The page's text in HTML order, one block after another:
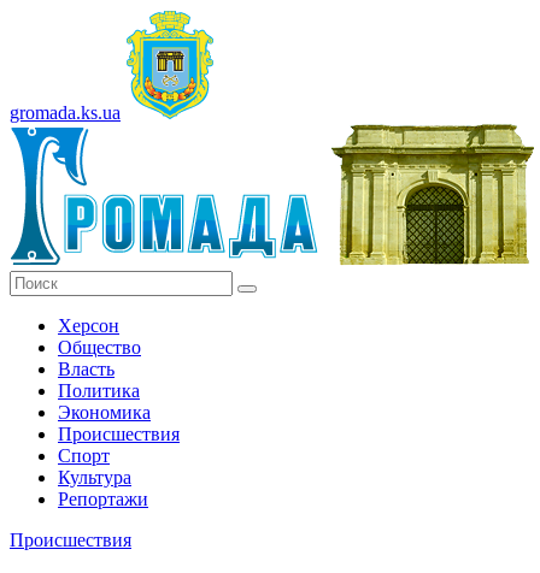
gromada.ks.ua
Херсон
Общество
Власть
Политика
Экономика
Происшествия
Спорт
Культура
Репортажи
Происшествия